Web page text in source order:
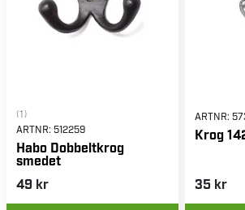
(1)
ARTNR: 512259
Habo Dobbeltkrog
smedet
49 kr
ARTNR:
Krog
35 kr